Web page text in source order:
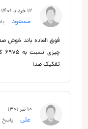
12 خرداد 1401
مسعود
تفکیک صدا
10 تیر 1401
علی پاسخ